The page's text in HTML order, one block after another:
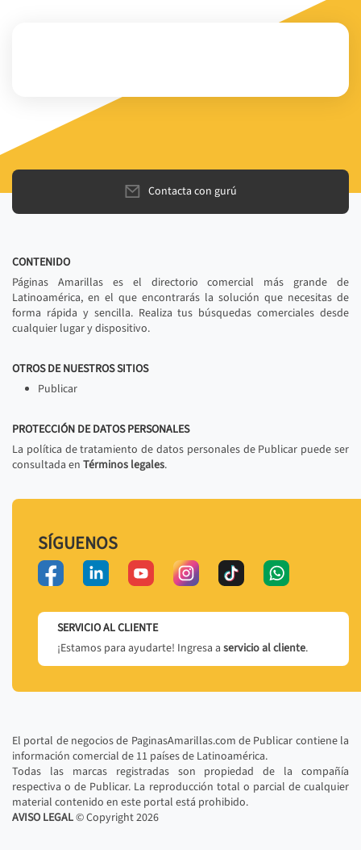
Contacta con gurú
CONTENIDO
Páginas Amarillas es el directorio comercial más grande de
Latinoamérica, en el que encontrarás la solución que necesitas de
forma rápida y sencilla. Realiza tus búsquedas comerciales desde
cualquier lugar y dispositivo.
OTROS DE NUESTROS SITIOS
Publicar
PROTECCIÓN DE DATOS PERSONALES
La política de tratamiento de datos personales de Publicar puede ser
consultada en Términos legales.
SÍGUENOS
SERVICIO AL CLIENTE
¡Estamos para ayudarte! Ingresa a servicio al cliente.
El portal de negocios de PaginasAmarillas.com de Publicar contiene la
información comercial de 11 países de Latinoamérica.
Todas las marcas registradas son propiedad de la compañía
respectiva o de Publicar. La reproducción total o parcial de cualquier
material contenido en este portal está prohibido.
AVISO LEGAL© Copyright2026